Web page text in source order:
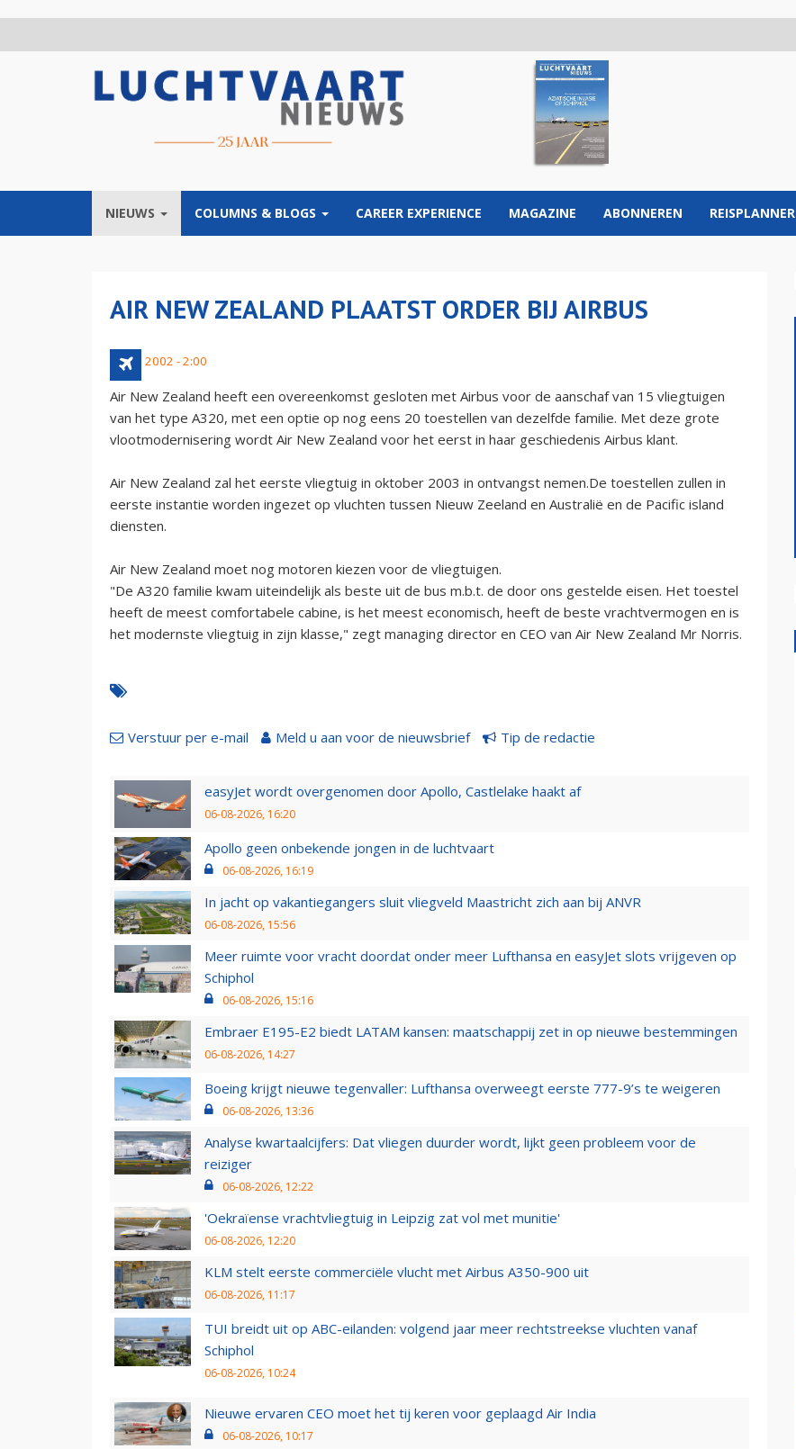
NIEUWS COLUMNS & BLOGS CAREER EXPERIENCE MAGAZINE ABONNEREN REISPLANNER
AIR NEW ZEALAND PLAATST ORDER BIJ AIRBUS
21 juli 2002 - 2:00
Air New Zealand heeft een overeenkomst gesloten met Airbus voor de aanschaf van 15 vliegtuigen
van het type A320, met een optie op nog eens 20 toestellen van dezelfde familie. Met deze grote
vlootmodernisering wordt Air New Zealand voor het eerst in haar geschiedenis Airbus klant.
Air New Zealand zal het eerste vliegtuig in oktober 2003 in ontvangst nemen.De toestellen zullen in
eerste instantie worden ingezet op vluchten tussen Nieuw Zeeland en Australië en de Pacific island
diensten.
Air New Zealand moet nog motoren kiezen voor de vliegtuigen.
"De A320 familie kwam uiteindelijk als beste uit de bus m.b.t. de door ons gestelde eisen. Het toestel
heeft de meest comfortabele cabine, is het meest economisch, heeft de beste vrachtvermogen en is
het modernste vliegtuig in zijn klasse," zegt managing director en CEO van Air New Zealand Mr Norris.
Verstuur per e-mail Meld u aan voor de nieuwsbrief Tip de redactie
easyJet wordt overgenomen door Apollo, Castlelake haakt af
06-08-2026, 16:20
Apollo geen onbekende jongen in de luchtvaart
06-08-2026, 16:19
In jacht op vakantiegangers sluit vliegveld Maastricht zich aan bij ANVR
06-08-2026, 15:56
Meer ruimte voor vracht doordat onder meer Lufthansa en easyJet slots vrijgeven op
Schiphol
06-08-2026, 15:16
Embraer E195-E2 biedt LATAM kansen: maatschappij zet in op nieuwe bestemmingen
06-08-2026, 14:27
Boeing krijgt nieuwe tegenvaller: Lufthansa overweegt eerste 777-9’s te weigeren
06-08-2026, 13:36
Analyse kwartaalcijfers: Dat vliegen duurder wordt, lijkt geen probleem voor de
reiziger
06-08-2026, 12:22
'Oekraïense vrachtvliegtuig in Leipzig zat vol met munitie'
06-08-2026, 12:20
KLM stelt eerste commerciële vlucht met Airbus A350-900 uit
06-08-2026, 11:17
TUI breidt uit op ABC-eilanden: volgend jaar meer rechtstreekse vluchten vanaf
Schiphol
06-08-2026, 10:24
Nieuwe ervaren CEO moet het tij keren voor geplaagd Air India
06-08-2026, 10:17